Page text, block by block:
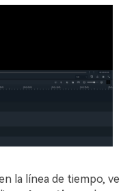
la línea de tiempo, ve